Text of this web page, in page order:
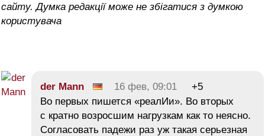
сайту. Думка редакції може не збігатися з думкою
користувача
der Mann 16 фев, 09:01
+5
Во первых пишется «реалИи». Во вторых
с кратно возросшим нагрузкам как то неясно.
Согласовать падежи раз уж такая серьезная